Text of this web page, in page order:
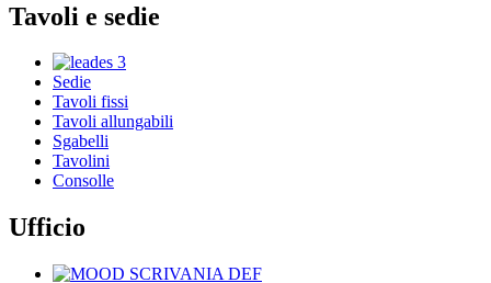
Tavoli e sedie
Sedie
Tavoli fissi
Tavoli allungabili
Sgabelli
Tavolini
Consolle
Ufficio